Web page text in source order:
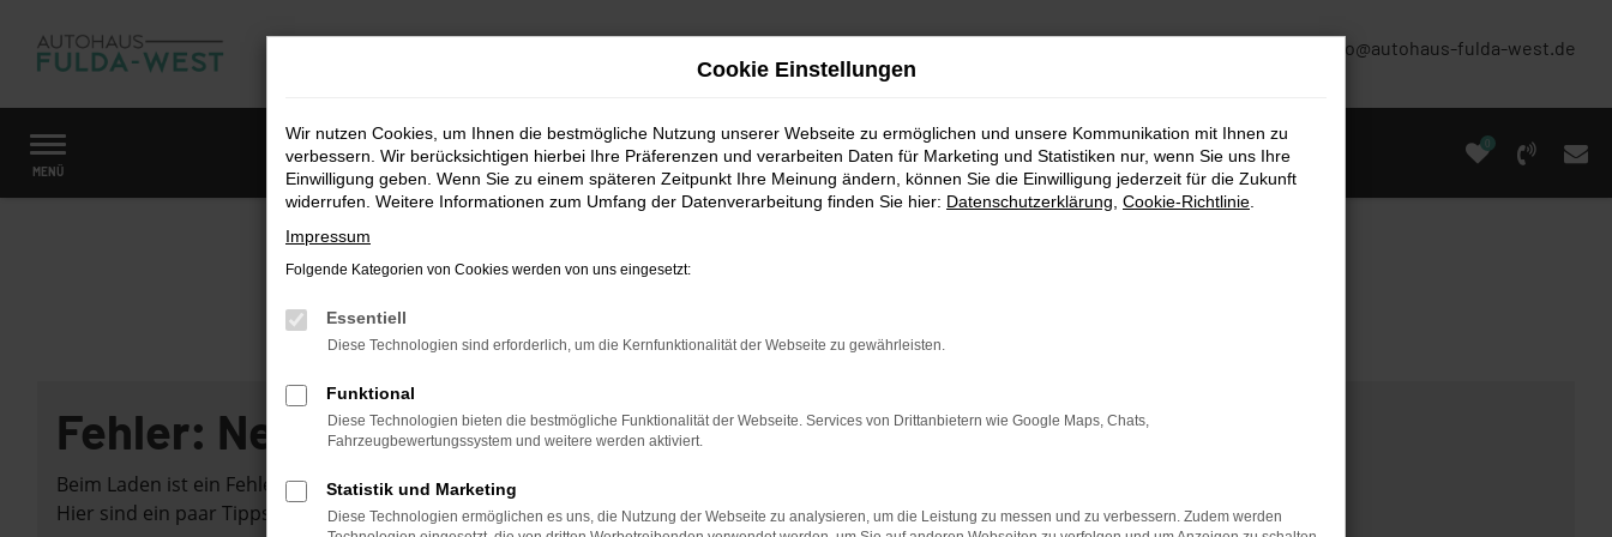
Zum
Hauptinhalt
info@autohaus-fulda-west.de
MENÜ
0
Startseite Fahrzeugmarkt
Fehler: Network Error
Beim Laden ist ein Fehler aufgetreten.
Hier sind ein paar Tipps, die dir helfen können:
Cookie Einstellungen
Wir nutzen Cookies, um Ihnen die bestmögliche Nutzung unserer Webseite zu ermöglichen und unsere Kommunikation mit Ihnen zu
verbessern. Wir berücksichtigen hierbei Ihre Präferenzen und verarbeiten Daten für Marketing und Statistiken nur, wenn Sie uns Ihre
Einwilligung geben. Wenn Sie zu einem späteren Zeitpunkt Ihre Meinung ändern, können Sie die Einwilligung jederzeit für die Zukunft
widerrufen. Weitere Informationen zum Umfang der Datenverarbeitung finden Sie hier: Datenschutzerklärung Cookie-Richtlinie
Impressum
Folgende Kategorien von Cookies werden von uns eingesetzt:
Essentiell
Diese Technologien sind erforderlich, um die Kernfunktionalität der Webseite zu gewährleisten.
Funktional
Diese Technologien bieten die bestmögliche Funktionalität der Webseite. Services von Drittanbietern wie Google Maps, Chats,
Fahrzeugbewertungssystem und weitere werden aktiviert.
Statistik und Marketing
Diese Technologien ermöglichen es uns, die Nutzung der Webseite zu analysieren, um die Leistung zu messen und zu verbessern. Zudem werden